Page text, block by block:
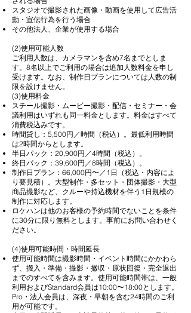
スタジオで撮影された画像・動画を使用して広告活
動・宣伝行為を行う場合
その他法人、企業が使用する場合
(2)使用可能人数
ご利用人数は、カメラマンを含め7名までとしま
す。8名以上でご利用の場合は追加人数料金を申し
受けます。なお、制作日プランについては人数の制
限を設けません。​
(3)使用料金
スチール撮影・ムービー撮影・配信・セミナー・会
議利用はいずれも同一料金とします。料金はすべて
消費税込みです。
時間貸し：5,500円／時間（税込）。最低利用時間
は2時間からとします。
半日パック：20,900円／4時間（税込）。
終日パック：39,600円／8時間（税込）。
制作日プラン：66,000円〜／1日（税込・内容によ
り要見積）。大型制作・多セット・団体撮影・大型
商品撮影など、クルーや持込機材を伴う1日規模の
制作に対応します。
ロケハンは他のお客様の予約時間でないことを条件
に30分に限り無料とします。事前にお問い合わせく
ださい。
(4)使用可能時間・時間延長
使用可能時間は撮影時間・イベント時間にかかわら
ず、搬入・準備・撮影・撤収・原状回復・完全退出
までのすべてを含みます。使用可能時間帯は、一般
利用およびStandard会員は10:00〜18:00とします。
Pro・法人会員は、深夜・早朝を含む24時間のご利
用が可能です。